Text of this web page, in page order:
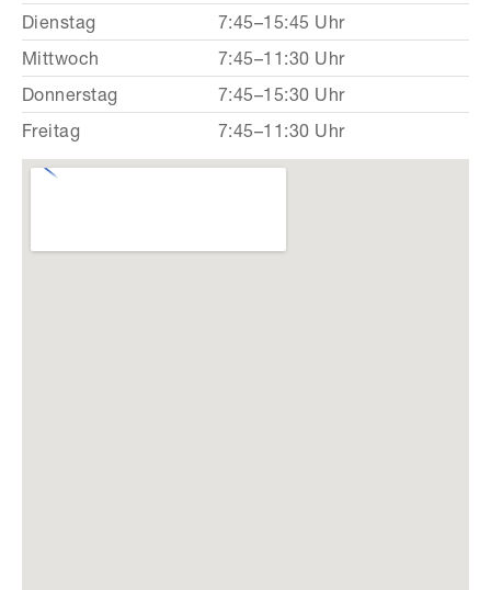
Dienstag
7:45–15:45 Uhr
Mittwoch
7:45–11:30 Uhr
Donnerstag
7:45–15:30 Uhr
Freitag
7:45–11:30 Uhr